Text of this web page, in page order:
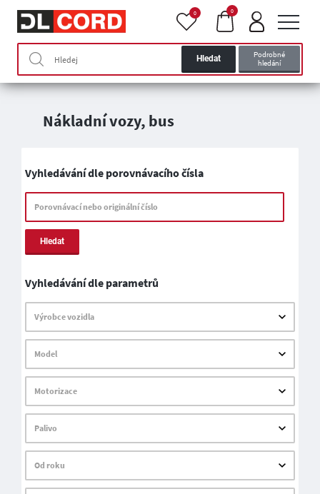
Hledat
Podrobné
hledání
0 0
Nákladní vozy, bus
Vyhledávání dle porovnávacího čísla
Porovnávací nebo originální číslo
Hledat
Vyhledávání dle parametrů
Výrobce vozidla
Model
Motorizace
Palivo
Od roku